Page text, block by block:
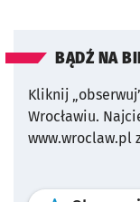
BĄDŹ NA
Kliknij
Wrocławiu.
www.wroclaw.pl